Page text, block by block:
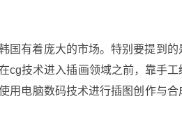
国有着庞大的市场。特别要提到
cg技术进入插画领域之前，靠手
用电脑数码技术进行插图创作与